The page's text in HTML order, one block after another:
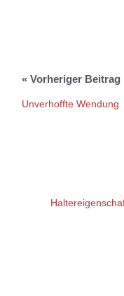
Unverhoffte Wendung